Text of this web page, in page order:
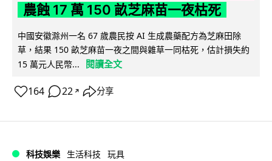
農蝕 17 萬 150 畝芝麻苗一夜枯死
中國安徽滁州一名 67 歲農民按 AI 生成農藥配方為芝麻田除
草，結果 150 畝芝麻苗一夜之間與雜草一同枯死，估計損失約
15 萬元人民幣...
閱讀全文
164 22 ↗ 分享
科技娛樂 生活科技 玩具